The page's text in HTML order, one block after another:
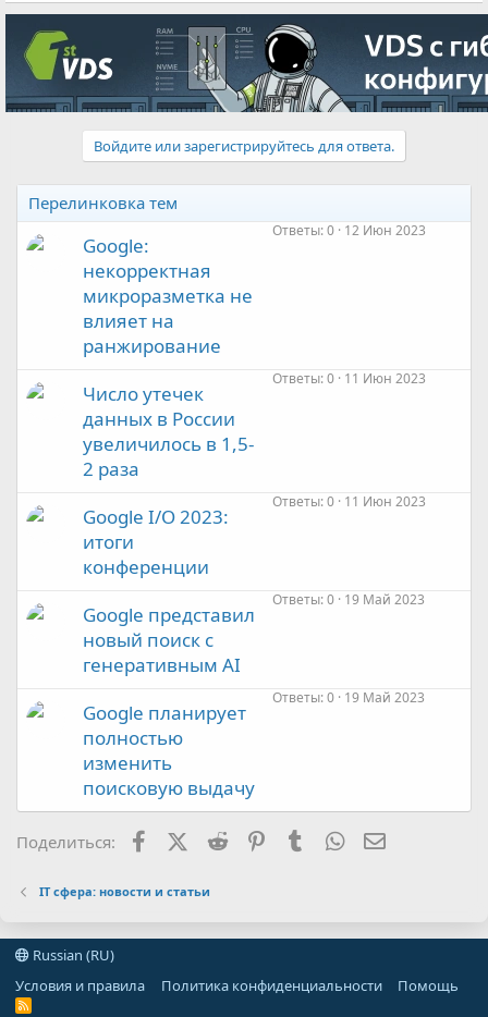
Войдите или зарегистрируйтесь для ответа.
Перелинковка тем
Google:
некорректная
микроразметка не
влияет на
ранжирование
Ответы 0 12 Июн 2023
Число утечек
данных в России
увеличилось в 1,5-
2 раза
Ответы 0 11 Июн 2023
Google I/O 2023:
итоги
конференции
Ответы 0 11 Июн 2023
Google представил
новый поиск с
генеративным AI
Ответы 0 19 Май 2023
Google планирует
полностью
изменить
поисковую выдачу
Ответы 0 19 Май 2023
Поделиться: FacebookX (Twitter)
Reddit PinterestTumblr WhatsApp
IT сфера: новости и статьи
Russian (RU)
Условия и правила
Политика конфиденциальности Помощь
R